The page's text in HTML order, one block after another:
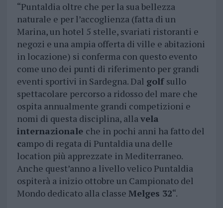
“Puntaldia oltre che per la sua bellezza
naturale e per l’accoglienza (fatta di un
Marina, un hotel 5 stelle, svariati ristoranti e
negozi e una ampia offerta di ville e abitazioni
in locazione) si conferma con questo evento
come uno dei punti di riferimento per grandi
eventi sportivi in Sardegna. Dal golf sullo
spettacolare percorso a ridosso del mare che
ospita annualmente grandi competizioni e
nomi di questa disciplina, allavela
internazionale che in pochi anni ha fatto del
campo di regata di Puntaldia una delle
location più apprezzate in Mediterraneo.
Anche quest’anno a livello velico Puntaldia
ospiterà a inizio ottobre un Campionato del
Mondo dedicato alla classe Melges 32“.